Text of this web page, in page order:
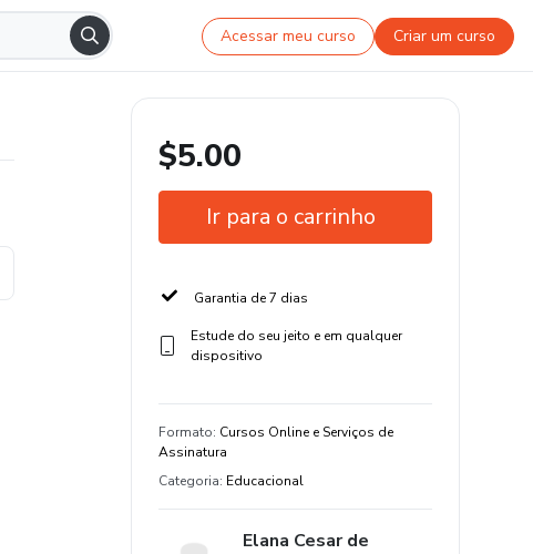
Acessar meu curso Criar um curso
$5.00
Ir para o carrinho
Garantia de 7 dias
Estude do seu jeito e em qualquer
dispositivo
Formato: Cursos Online e Serviços de
Assinatura
Categoria: Educacional
Elana Cesar de